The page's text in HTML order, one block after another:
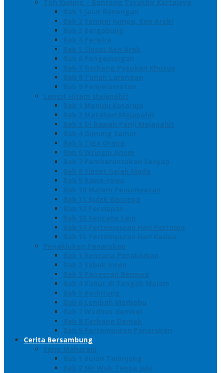
Toh Kuning – Benteng Terakhir Kertajaya
Bab 1 Jalur Banengan
Bab 2 Sampai Jumpa, Ken Arok!
Bab 3 Bergabung
Bab 4 Perwira
Bab 5 Siasat Ken Arok
Bab 6 Pengepungan
Bab 7 Gerbang Pasukan Khusus
Bab 8 Tanah Larangan
Bab 9 Penyelamatan
Langit Hitam Majapahit
Bab 1 Menuju Kotaraja
Bab 2 Matahari Majapahit
Bab 3 Di Bawah Panji Majapahit
Bab 4 Gunung Semar
Bab 5 Tiga Orang
Bab 6 Wringin Anom
Bab 7 Pemberontakan Senyap
Bab 8 Siasat Gajah Mada
Bab 9 Rawa-rawa
Bab 10 Malam Penumpasan
Bab 11 Bulak Banteng
Bab 12 Persiapan
Bab 13 Rencana Lain
Bab 14 Pertempuran Hari Pertama
Bab 15 Pertempuran Hari Kedua
Penaklukan Panarukan
Bab 1 Rencana Penaklukan
Bab 2 Sabuk Inten
Bab 3 Pangeran Benawa
Bab 4 Kabut di Tengah Malam
Bab 5 Berhitung
Bab 6 Lembah Merbabu
Bab 7 Wedhus Gembel
Bab 8 Gerbang Demak
Bab 9 Pertempuran Panarukan
Cerita Bersambung
Sang Maharani
Bab 1 Bulan Telanjang
Bab 2 Nir Wuk Tanpa Jalu